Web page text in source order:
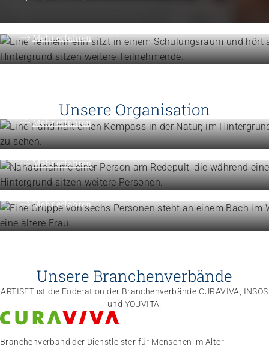
Mehr erfahren
Unsere Organisation
Mehr erfahren
Engagement
Politik und Positionen
Mehr erfahren
Organisation
Die Föderation im Überblick
Mehr erfahren
Unsere Branchenverbände
ARTISET ist die Föderation der Branchenverbände CURAVIVA, INSOS
und YOUVITA.
Branchenverband der Dienstleister für Menschen im Alter